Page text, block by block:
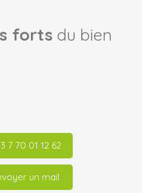
forts du bien
7 70 01 12 62
un mail